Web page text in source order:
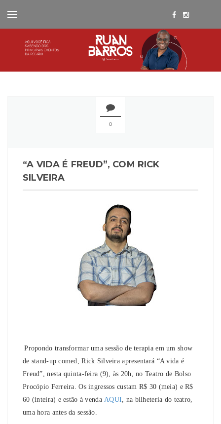
0
“A VIDA É FREUD”, COM RICK
SILVEIRA
Propondo transformar uma sessão de terapia em um show
de stand-up comed, Rick Silveira apresentará “A vida é
Freud”, nesta quinta-feira (9), às 20h, no Teatro de Bolso
Procópio Ferreira. Os ingressos custam R$ 30 (meia) e R$
60 (inteira) e estão à vendaAQUI, na bilheteria do teatro,
uma hora antes da sessão.